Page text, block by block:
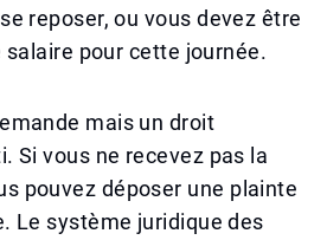
reposer, ou vous devez être
salaire pour cette journée.
mais un droit
Si vous ne recevez pas la
pouvez déposer une plainte
Le système juridique des